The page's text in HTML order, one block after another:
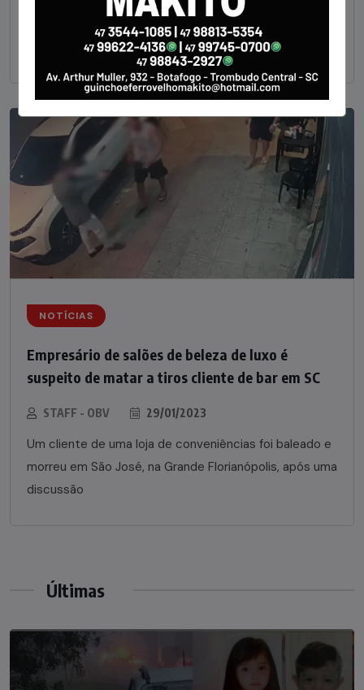
um delegado aposentado em um bar de Criciúma, no
Sul catarinense, foi
NOTÍCIAS
Empresário de salões de beleza de luxo é
suspeito de matar a tiros cliente de bar em SC
STAFF - OBV 29/01/2023
Um cliente de uma loja de conveniências foi baleado e
morreu em São José, na Grande Florianópolis, após uma
discussão
Últimas